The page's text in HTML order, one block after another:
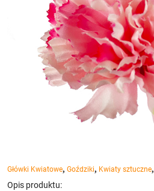
Główki Kwiatowe, Goździki, Kwiaty sztuczne,
Opis produktu: